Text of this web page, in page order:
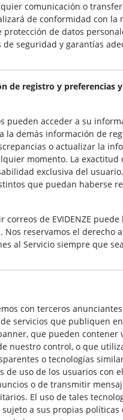
comunicación o
de conformidad con la
de datos
seguridad y garantías
de registro y preferencias y
pueden acceder a su
la demás información de
o actualizar la
momento. La exactitud
exclusiva del
que puedan haberse
correos de EVIDENZE
Nos reservamos el derecho
al Servicio siempre que
con terceros
servicios que publiquen
que pueden contener
nuestro control, o que
o tecnologías
de uso de los usuarios con
o de transmitir
El uso de tales
a sus propias políticas